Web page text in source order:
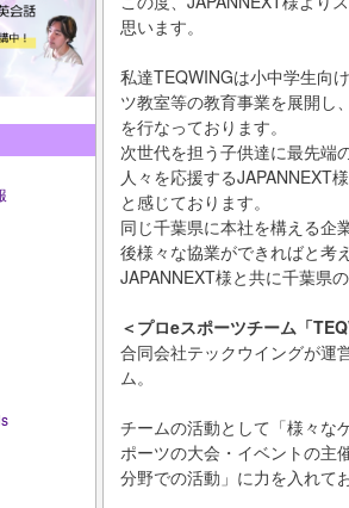
思います。
私達TEQWINGは小中学生向
ツ教室等の教育事業を展開し
を行なっております。
次世代を担う子供達に最先端
人々を応援するJAPANNEXT
と感じております。
同じ千葉県に本社を構える企
後様々な協業ができればと考
JAPANNEXT様と共に千葉県
＜プロeスポーツチーム「
合同会社テックウイングが運
ム。
チームの活動として「様々な
ポーツの大会・イベントの主
分野での活動」に力を入れて